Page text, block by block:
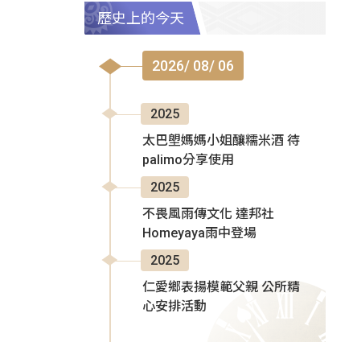
歷史上的今天
2026/ 08/ 06
2025
太巴塱媽媽小姐釀糯米酒 待
palimo分享使用
2025
不畏風雨傳文化 達邦社
Homeyaya雨中登場
2025
仁愛鄉表揚模範父親 公所精
心安排活動